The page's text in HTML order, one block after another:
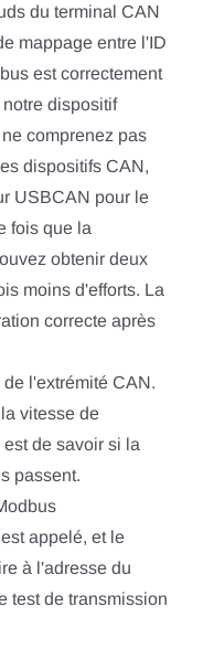
du terminal CAN
mappage entre l'ID
est correctement
dispositif
comprenez pas
dispositifs CAN,
USBCAN pour le
fois que la
obtenir deux
moins d'efforts. La
correcte après
l'extrémité CAN.
vitesse de
de savoir si la
passent.
appelé, et le
à l'adresse du
test de transmission